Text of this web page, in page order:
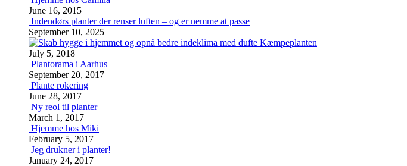
June 16, 2015
Indendørs planter der renser luften – og er nemme at passe
September 10, 2025
Kæmpeplanten
July 5, 2018
Plantorama i Aarhus
September 20, 2017
Plante rokering
June 28, 2017
Ny reol til planter
March 1, 2017
Hjemme hos Miki
February 5, 2017
Jeg drukner i planter!
January 24, 2017